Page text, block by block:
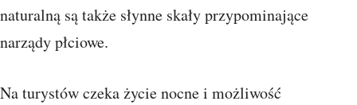
naturalną są także słynne skały przypominające
narządy płciowe.
Na turystów czeka życie nocne i możliwość